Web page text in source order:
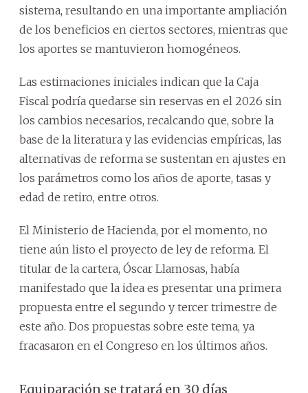
sistema, resultando en una importante ampliación
de los beneficios en ciertos sectores, mientras que
los aportes se mantuvieron homogéneos.
Las estimaciones iniciales indican que la Caja
Fiscal podría quedarse sin reservas en el 2026 sin
los cambios necesarios, recalcando que, sobre la
base de la literatura y las evidencias empíricas, las
alternativas de reforma se sustentan en ajustes en
los parámetros como los años de aporte, tasas y
edad de retiro, entre otros.
El Ministerio de Hacienda, por el momento, no
tiene aún listo el proyecto de ley de reforma. El
titular de la cartera, Óscar Llamosas, había
manifestado que la idea es presentar una primera
propuesta entre el segundo y tercer trimestre de
este año. Dos propuestas sobre este tema, ya
fracasaron en el Congreso en los últimos años.
Equiparación se tratará en 30 días